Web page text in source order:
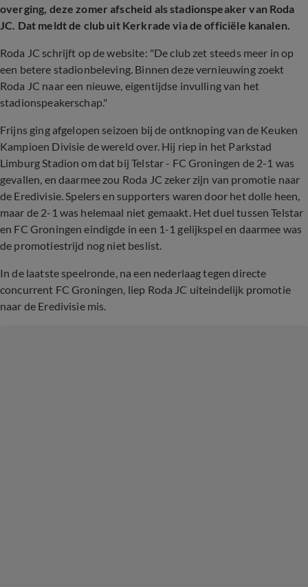
overging, deze zomer afscheid als stadionspeaker van Roda
JC. Dat meldt de club uit Kerkrade via de officiële kanalen.
Roda JC schrijft op de website: "De club zet steeds meer in op
een betere stadionbeleving. Binnen deze vernieuwing zoekt
Roda JC naar een nieuwe, eigentijdse invulling van het
stadionspeakerschap."
Frijns ging afgelopen seizoen bij de ontknoping van de Keuken
Kampioen Divisie de wereld over. Hij riep in het Parkstad
Limburg Stadion om dat bij Telstar - FC Groningen de 2-1 was
gevallen, en daarmee zou Roda JC zeker zijn van promotie naar
de Eredivisie. Spelers en supporters waren door het dolle heen,
maar de 2-1 was helemaal niet gemaakt. Het duel tussen Telstar
en FC Groningen eindigde in een 1-1 gelijkspel en daarmee was
de promotiestrijd nog niet beslist.
In de laatste speelronde, na een nederlaag tegen directe
concurrent FC Groningen, liep Roda JC uiteindelijk promotie
naar de Eredivisie mis.